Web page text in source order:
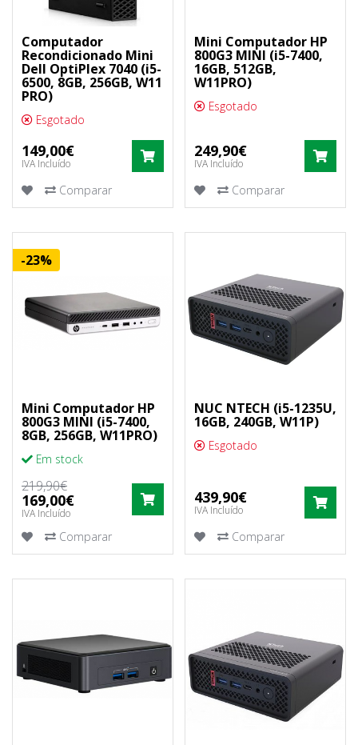
Computador
Recondicionado Mini
Dell OptiPlex 7040 (i5-
6500, 8GB, 256GB, W11
PRO)
Esgotado
149,00€
IVA Incluído COMPRAR
Comparar
Mini Computador HP
800G3 MINI (i5-7400,
16GB, 512GB,
W11PRO)
Esgotado
249,90€
IVA Incluído
Comparar
Mini Computador HP
800G3 MINI (i5-7400,
8GB, 256GB, W11PRO)
Em stock
-23%
219,90€
169,00€
IVA Incluído
COMPRAR
Comparar
NUC NTECH (i5-1235U,
16GB, 240GB, W11P)
Esgotado
439,90€
IVA Incluído
Comparar